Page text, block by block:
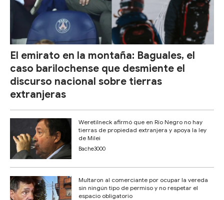
El emirato en la montaña: Baguales, el
caso barilochense que desmiente el
discurso nacional sobre tierras
extranjeras
Weretilneck afirmó que en Río Negro no hay
tierras de propiedad extranjera y apoya la ley
de Milei
Bache3000
Multaron al comerciante por ocupar la vereda
sin ningún tipo de permiso y no respetar el
espacio obligatorio